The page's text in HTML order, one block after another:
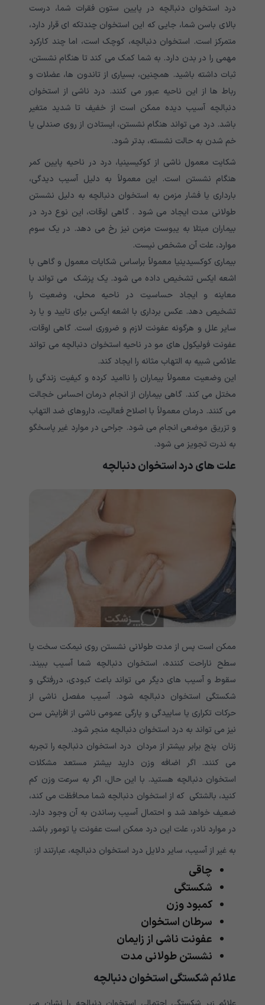
درد استخوان دنبالچه در پایین ستون فقرات شما، درست
بالای باسن شما، جایی که این استخوان چندتکه ای قرار دارد،
متمرکز است. استخوان دنبالچه، کوچک است، اما چند کارکرد
مهمی را در بدن دارد. به شما کمک می کند تا هنگام نشستن،
ثبات داشته باشید. همچنین، بسیاری از تاندون ها، عضلات و
رباط ها از این ناحیه عبور می کنند. درد ناشی از استخوان
دنبالچه آسیب دیده ممکن است از خفیف تا شدید متغیر
باشد. درد می تواند هنگام نشستن، ایستادن از روی صندلی یا
خم شدن به حالت نشسته، بدتر شود.
شکایت معمول ناشی از کوکیسینیا، درد در ناحیه پایین کمر
هنگام نشستن است. این معمولاً به دلیل آسیب دیدگی،
بارداری یا فشار مزمن به استخوان دنبالچه به دلیل نشستن
طولانی مدت ایجاد می شود . گاهی اوقات، این نوع درد در
بیماران مبتلا به یبوست مزمن نیز رخ می دهد. در یک سوم
موارد، علت آن مشخص نیست.
بیماری کوکسیدینیا معمولاً براساس شکایات معمول و گاهی با
اشعه ایکس تشخیص داده می شود. یک پزشک می تواند با
معاینه و ایجاد حساسیت در ناحیه محلی، وضعیت را
تشخیص دهد. عکس برداری با اشعه ایکس برای تایید و یا رد
سایر علل و هرگونه عفونت لازم و ضروری است. گاهی اوقات،
عفونت فولیکول های مو در ناحیه استخوان دنبالچه می تواند
علائمی شبیه به التهاب مثانه را ایجاد کند.
این وضعیت معمولاً بیماران را ناامید کرده و کیفیت زندگی را
مختل می کند. گاهی بیماران از انجام درمان احساس خجالت
می کنند. درمان معمولاً با اصلاح فعالیت، داروهای ضد التهاب
و تزریق موضعی انجام می شود. جراحی در موارد غیر پاسخگو
به ندرت تجویز می شود.
علت های درد استخوان دنبالچه
ممکن است پس از مدت طولانی نشستن روی نیمکت سخت یا
سطح ناراحت کننده، استخوان دنبالچه شما آسیب ببیند.
سقوط و آسیب های دیگر می تواند باعث کبودی، دررفتگی و
شکستگی استخوان دنبالچه شود. آسیب مفصل ناشی از
حرکات تکراری یا ساییدگی و پارگی عمومی ناشی از افزایش سن
نیز می تواند به درد استخوان دنبالچه منجر شود.
زنان پنج برابر بیشتر از مردان درد استخوان دنبالچه را تجربه
می کنند. اگر اضافه وزن دارید بیشتر مستعد مشکلات
استخوان دنبالچه هستید. با این حال، اگر به سرعت وزن کم
کنید، بالشتکی که از استخوان دنبالچه شما محافظت می کند،
ضعیف خواهد شد و احتمال آسیب رساندن به آن وجود دارد.
در موارد نادر، علت این درد ممکن است عفونت یا تومور باشد.
به غیر از آسیب، سایر دلایل درد استخوان دنبالچه، عبارتند از:
چاقی
شکستگی
کمبود وزن
سرطان استخوان
عفونت ناشی از زایمان
نشستن طولانی مدت
علائم شکستگی استخوان دنبالچه